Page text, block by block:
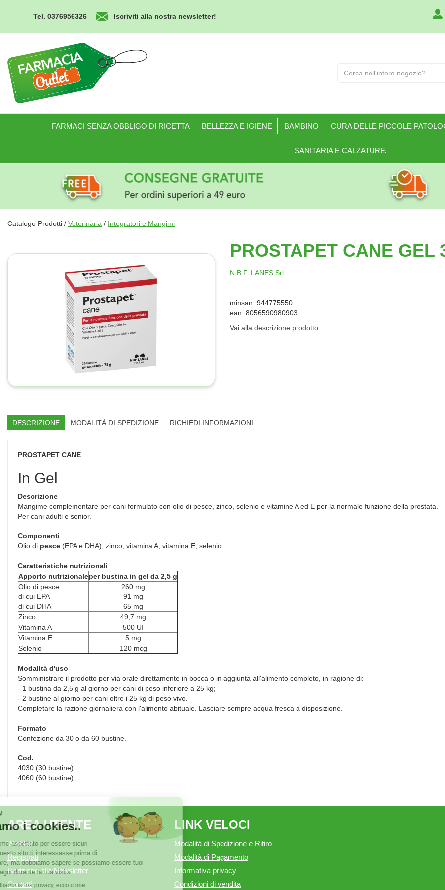
principale
Tel. 0376956326 Iscriviti alla nostra newsletter!
Outlet
Prodotto
FARMACI SENZA OBBLIGO DI RICETTA BELLEZZA E IGIENE BAMBINO CURA DELLE PICCOLE
SANITARIA E CALZATURE
Catalogo Prodotti / Veterinaria / Integratori e Mangimi
PROSTAPET CANE GEL
N.B.F. LANES Srl
minsan: 944775550
ean: 8056590980903
Vai alla descrizione prodotto
DESCRIZIONE MODALITÀ DI SPEDIZIONE RICHIEDI INFORMAZIONI
PROSTAPET CANE
In Gel
Descrizione
Mangime complementare per cani formulato con olio di pesce, zinco, selenio e vitamine A ed E per la normale funzione della prostata.
Per cani adulti e senior.
Componenti
Olio di pesce (EPA e DHA), zinco, vitamina A, vitamina E, selenio.
Caratteristiche nutrizionali
Apporto nutrizionaleper bustina in gel da 2,5 g
Olio di pesce
di cui EPA
di cui DHA
260 mg
91 mg
65 mg
Zinco
49,7 mg
Vitamina A
500 UI
Vitamina E
5 mg
Selenio
120 mcg
Modalità d'uso
Somministrare il prodotto per via orale direttamente in bocca o in aggiunta all'alimento completo, in ragione di:
- 1 bustina da 2,5 g al giorno per cani di peso inferiore a 25 kg;
- 2 bustine al giorno per cani oltre i 25 kg di peso vivo.
Completare la razione giornaliera con l'alimento abituale. Lasciare sempre acqua fresca a disposizione.
Formato
Confezione da 30 o da 60 bustine.
Cod.
4030 (30 bustine)
4060 (60 bustine)
AREA UTENTE
Wishlist
Registrati
Iscrizione alla Newsletter
Contatti
LINK VELOCI
Modalità di Spedizione e Ritiro
Modalità di Pagamento
Informativa privacy
Condizioni di vendita